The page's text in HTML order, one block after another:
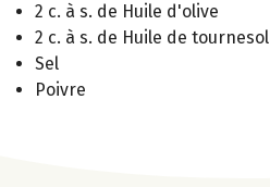
2 c. à s. de Huile d'olive
2 c. à s. de Huile de tournesol
Sel
Poivre